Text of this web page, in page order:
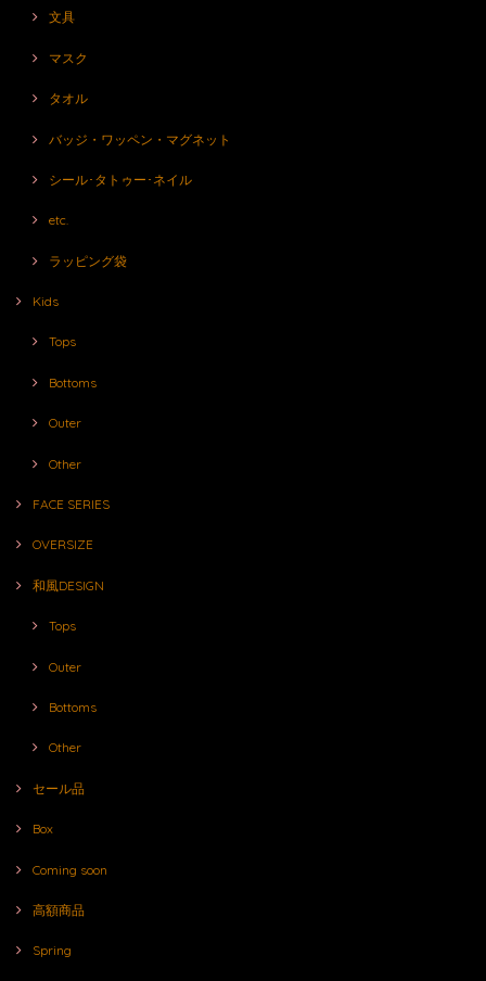
文具
マスク
タオル
バッジ・ワッペン・マグネット
シール･タトゥー･ネイル
etc.
ラッピング袋
Kids
Tops
Bottoms
Outer
Other
FACE SERIES
OVERSIZE
和風DESIGN
Tops
Outer
Bottoms
Other
セール品
Box
Coming soon
高額商品
Spring